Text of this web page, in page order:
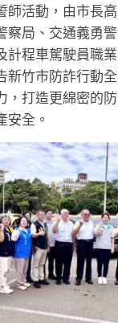
師活動，由市長
察局、交通義勇
計程車駕駛員職
新竹市防詐行動
，打造更綿密的
安全。